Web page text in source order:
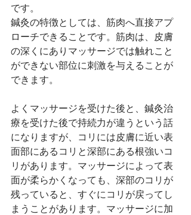
です。
鍼灸の特徴としては、筋肉へ直接アプ
ローチできることです。筋肉は、皮膚
の深くにありマッサージでは触れこと
ができない部位に刺激を与えることが
できます。
よくマッサージを受けた後と、鍼灸治
療を受けた後で持続力が違うという話
になりますが、コリには皮膚に近い表
面部にあるコリと深部にある根強いコ
リがあります。マッサージによって表
面が柔らかくなっても、深部のコリが
残っていると、すぐにコリが戻ってし
まうことがあります。マッサージに加